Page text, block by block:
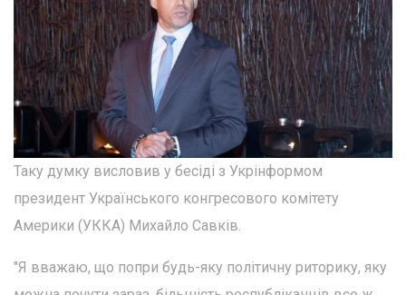
Таку думку висловив у бесіді з Укрінформом
президент Українського конгресового комітету
Америки (УККА) Михайло Савків.
"Я вважаю, що попри будь-яку політичну риторику, яку